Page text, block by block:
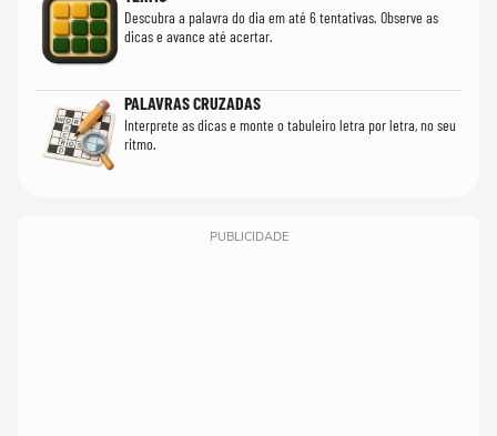
Descubra a palavra do dia em até 6 tentativas. Observe as
dicas e avance até acertar.
PALAVRAS CRUZADAS
Interprete as dicas e monte o tabuleiro letra por letra, no seu
ritmo.
PUBLICIDADE